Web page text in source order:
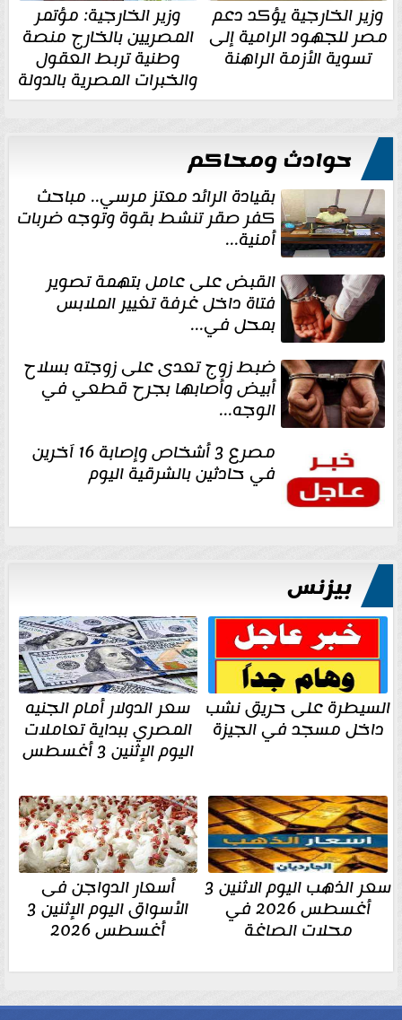
وزير الخارجية يؤكد دعم
مصر للجهود الرامية إلى
تسوية الأزمة الراهنة
وزير الخارجية: مؤتمر
المصريين بالخارج منصة
وطنية تربط العقول
والخبرات المصرية بالدولة
حوادث ومحاكم
بقيادة الرائد معتز مرسي.. مباحث
كفر صقر تنشط بقوة وتوجه ضربات
أمنية...
القبض على عامل بتهمة تصوير
فتاة داخل غرفة تغيير الملابس
بمحل في...
ضبط زوج تعدى على زوجته بسلاح
أبيض وأصابها بجرح قطعي في
الوجه...
مصرع 3 أشخاص وإصابة 16 آخرين
في حادثين بالشرقية اليوم
بيزنس
السيطرة على حريق نشب
داخل مسجد في الجيزة
سعر الدولار أمام الجنيه
المصري ببداية تعاملات
اليوم الإثنين 3 أغسطس
سعر الذهب اليوم الاثنين 3
أغسطس 2026 في
محلات الصاغة
أسعار الدواجن فى
الأسواق اليوم الإثنين 3
أغسطس 2026